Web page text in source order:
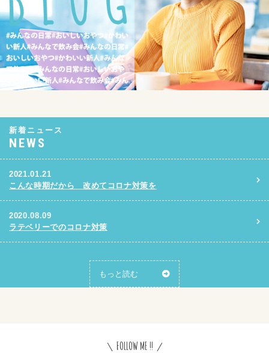
新着ニュース
NEWS
2021.01.21
こんな時期だから 改めてコロナ対策を
2020.08.09
ラテベリーでのコロナ対策
もっと読む
FOLLOW ME !!